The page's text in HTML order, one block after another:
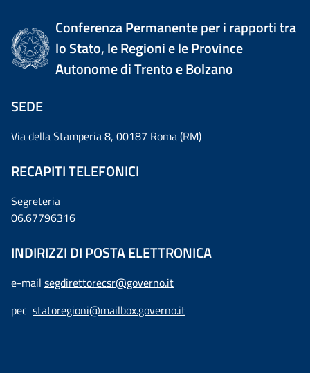
Conferenza Permanente per i rapporti tra
lo Stato, le Regioni e le Province
Autonome di Trento e Bolzano
SEDE
Via della Stamperia 8, 00187 Roma (RM)
RECAPITI TELEFONICI
Segreteria
06.67796316
INDIRIZZI DI POSTA ELETTRONICA
e-mail segdirettorecsr@governo.it
pec statoregioni@mailbox.governo.it